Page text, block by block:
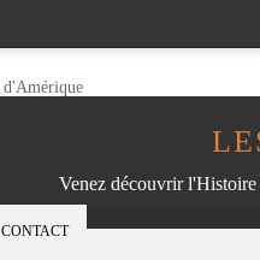
Venez découvrir
CONTACT